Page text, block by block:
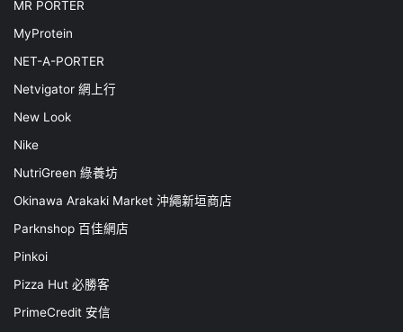
MR PORTER
MyProtein
NET-A-PORTER
Netvigator 網上行
New Look
Nike
NutriGreen 綠養坊
Okinawa Arakaki Market 沖繩新垣商店
Parknshop 百佳網店
Pinkoi
Pizza Hut 必勝客
PrimeCredit 安信